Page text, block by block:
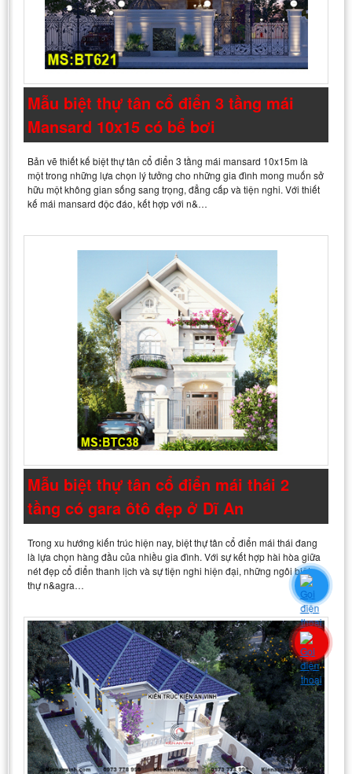
Mẫu biệt thự tân cổ điển 3 tầng mái
Mansard 10x15 có bể bơi
Bản vẽ thiết kế biệt thự tân cổ điển 3 tầng mái mansard 10x15m là
một trong những lựa chọn lý tưởng cho những gia đình mong muốn sở
hữu một không gian sống sang trọng, đẳng cấp và tiện nghi. Với thiết
kế mái mansard độc đáo, kết hợp với n&…
Mẫu biệt thự tân cổ điển mái thái 2
tầng có gara ôtô đẹp ở Dĩ An
Trong xu hướng kiến trúc hiện nay, biệt thự tân cổ điển mái thái đang
là lựa chọn hàng đầu của nhiều gia đình. Với sự kết hợp hài hòa giữa
nét đẹp cổ điển thanh lịch và sự tiện nghi hiện đại, những ngôi biệt
thự n&agra…